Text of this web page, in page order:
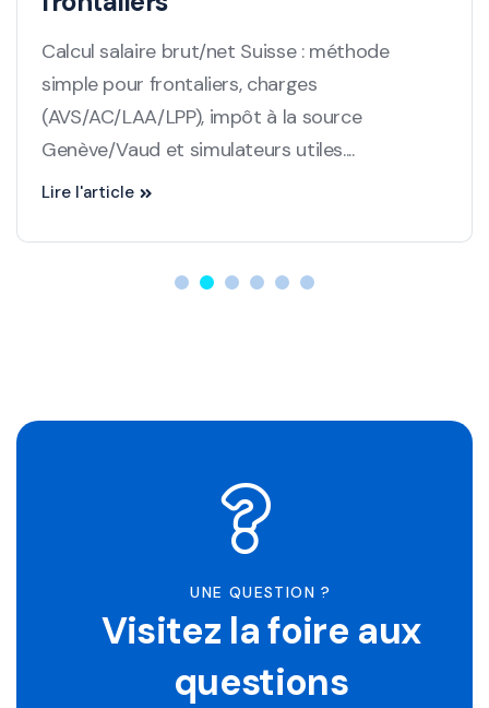
De nombreux changements impactent les
travailleurs frontaliers entre la France et la
Suisse en 2025. L’article fait le point sur les
nouvelles règles ...
Lire l'article
UNE QUESTION ?
Visitez la foire aux
questions